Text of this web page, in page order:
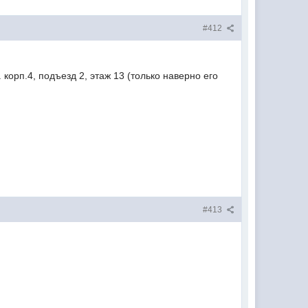
#412
подъезд 2, этаж 13 (только наверно его
#413